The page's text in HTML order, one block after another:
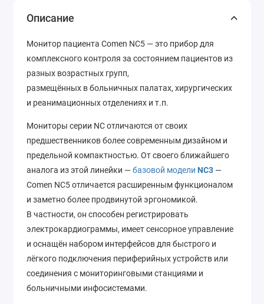
Описание
Монитор пациента Comen NC5 — это прибор для
комплексного контроля за состоянием пациентов из
разных возрастных групп,
размещённых в больничных палатах, хирургических
и реанимационных отделениях и т.п.
Мониторы серии NC отличаются от своих
предшественников более современным дизайном и
предельной компактностью. От своего ближайшего
аналога из этой линейки —базовой модели NC3 —
Comen NC5 отличается расширенным функционалом
и заметно более продвинутой эргономикой.
В частности, он способен регистрировать
электрокардиограммы, имеет сенсорное управление
и оснащён набором интерфейсов для быстрого и
лёгкого подключения периферийных устройств или
соединения с мониторинговыми станциями и
больничными инфосистемами.